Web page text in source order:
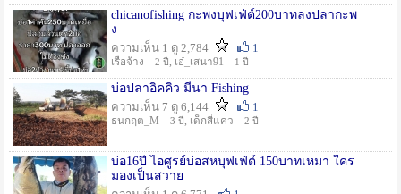
chicanofishing กะพงบุฟเฟ่ต์200บาทลงปลากะพ
ง
ความเห็น 1 ดู 2,784
1
เรือจ้าง - 2 ปี , เอ๋_เสนา91 - 1 ปี
บ่อปลาอิคคิว มีนา Fishing
ความเห็น 7 ดู 6,144
1
ธนกฤต_M - 3 ปี , เด็กสี่แคว - 2 ปี
บ่อ16ปี ไอศูรย์บ่อสหบุฟเฟ่ต์ 150บาทเหมา ใคร
มองเป็นสวาย